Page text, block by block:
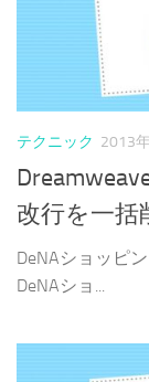
テクニック 2013
改行を一括
DeNAショッピ
DeNAショ...